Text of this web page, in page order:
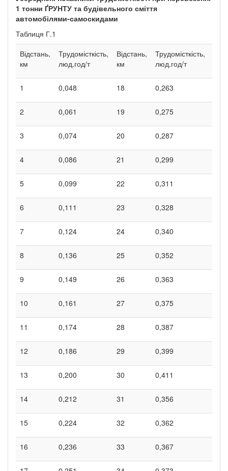
1 тонни ҐРУНТУ та будівельного сміття
автомобілями-самоскидами
Таблиця Г.1
Відстань,
км
Трудомісткість,
люд.год/т
Відстань,
км
Трудомісткість,
люд.год/т
1 0,048 18 0,263
2 0,061 19 0,275
3 0,074 20 0,287
4 0,086 21 0,299
5 0,099 22 0,311
6 0,111 23 0,328
7 0,124 24 0,340
8 0,136 25 0,352
9 0,149 26 0,363
10 0,161 27 0,375
11 0,174 28 0,387
12 0,186 29 0,399
13 0,200 30 0,411
14 0,212 31 0,356
15 0,224 32 0,362
16 0,236 33 0,367